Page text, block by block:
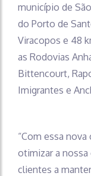
município de
do Porto de
Viracopos e 48
as Rodovias
Bittencourt,
Imigrantes e
“Com essa
otimizar a nossa
clientes a